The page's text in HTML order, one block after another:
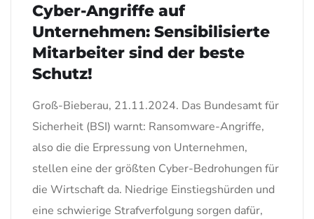
Cyber-Angriffe auf
Unternehmen: Sensibilisierte
Mitarbeiter sind der beste
Schutz!
Groß-Bieberau, 21.11.2024. Das Bundesamt für
Sicherheit (BSI) warnt: Ransomware-Angriffe,
also die die Erpressung von Unternehmen,
stellen eine der größten Cyber-Bedrohungen für
die Wirtschaft da. Niedrige Einstiegshürden und
eine schwierige Strafverfolgung sorgen dafür,